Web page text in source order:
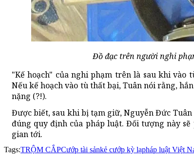
Đồ đạc trên người nghi
"Kế hoạch" của nghi phạm trên là sau khi vào
Nếu kế hoạch vào tù thất bại, Tuân nói rằng,
nặng (?!).
Được biết, sau khi bị tạm giữ, Nguyễn Đức
đúng quy định của pháp luật. Đối tượng này
gian tới.
Tags:TRỘM CẮPCướp tài sảnkẻ cướp kỳ lạpháp luật Việt